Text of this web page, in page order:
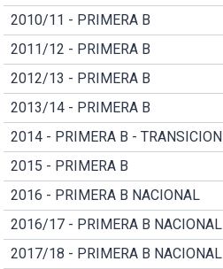
2010/11 - PRIMERA B
2011/12 - PRIMERA B
2012/13 - PRIMERA B
2013/14 - PRIMERA B
2014 - PRIMERA B - TRANSICION
2015 - PRIMERA B
2016 - PRIMERA B NACIONAL
2016/17 - PRIMERA B NACIONAL
2017/18 - PRIMERA B NACIONAL